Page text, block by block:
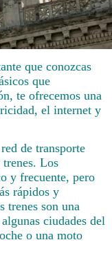
que conozcas
que
te ofrecemos una
el internet y
de transporte
Los
y frecuente, pero
rápidos y
trenes son una
ciudades del
o una moto